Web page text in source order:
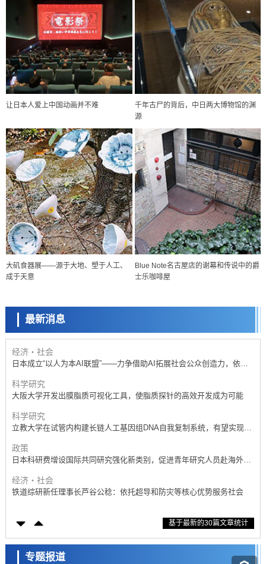
让日本人爱上中国动画并不难
千年古尸的背后，中日两大博物馆的渊
源
大矶食器展——源于大地、塑于人工、
成于天意
Blue Note名古屋店的谢幕和传说中的爵
士乐咖啡屋
最新消息
政策
日本科研费增设国际共同研究强化新类别，促进青年研究人员赴海外开
展研究
科学研究
京都大学高效生成光的构成单元“光子”，可应用于量子计算机
经济・社会
日本成立“以人为本AI联盟”——力争借助AI拓展社会公众创造力，依托
产学合作推进研发
科学研究
大阪大学开发出膜脂质可视化工具，使脂质探针的高效开发成为可能
科学研究
立教大学在试管内构建长链人工基因组DNA自我复制系统，有望实现携
政策
日本科研费增设国际共同研究强化新类别，促进青年研究人员赴海外开
经济・社会
铁道综研新任理事长芦谷公稔：依托超导和防灾等核心优势服务社会
科学研究
东京大学通过叶绿体基因组编辑技术强化碳固定酶，成功提高光合作用
藤田医科大学等成功鉴定出非结核分枝杆菌生存的必需基因，首次揭示
经济・社会
【AI法下篇】如何应对AI的不可控性——中央大学平野晋教授专访
基于最新的30篇文章统计
专题报道